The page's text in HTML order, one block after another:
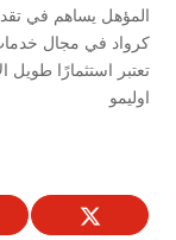
المؤهل يساهم في
كرواد في مجال خدمات
تعتبر استثمارًا
اوليمو